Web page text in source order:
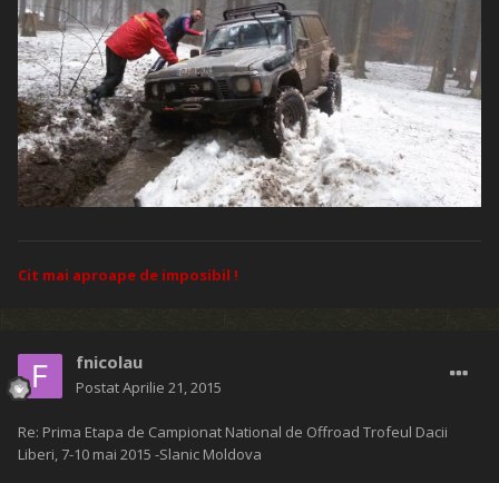
Cit mai aproape de imposibil !
fnicolau
PostatAprilie 21, 2015
Re: Prima Etapa de Campionat National de Offroad Trofeul Dacii
Liberi, 7-10 mai 2015 -Slanic Moldova